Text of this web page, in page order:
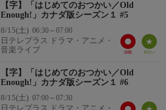
【字】「はじめてのおつかい／Old
Enough!」カナダ版シーズン１ #5
8/15(土) 06:30～07:00
日テレプラス ドラマ・アニメ・
音楽ライブ
【字】「はじめてのおつかい／Old
Enough!」カナダ版シーズン１ #6
8/15(土) 07:00～07:30
日テレプラス ドラマ・アニメ・